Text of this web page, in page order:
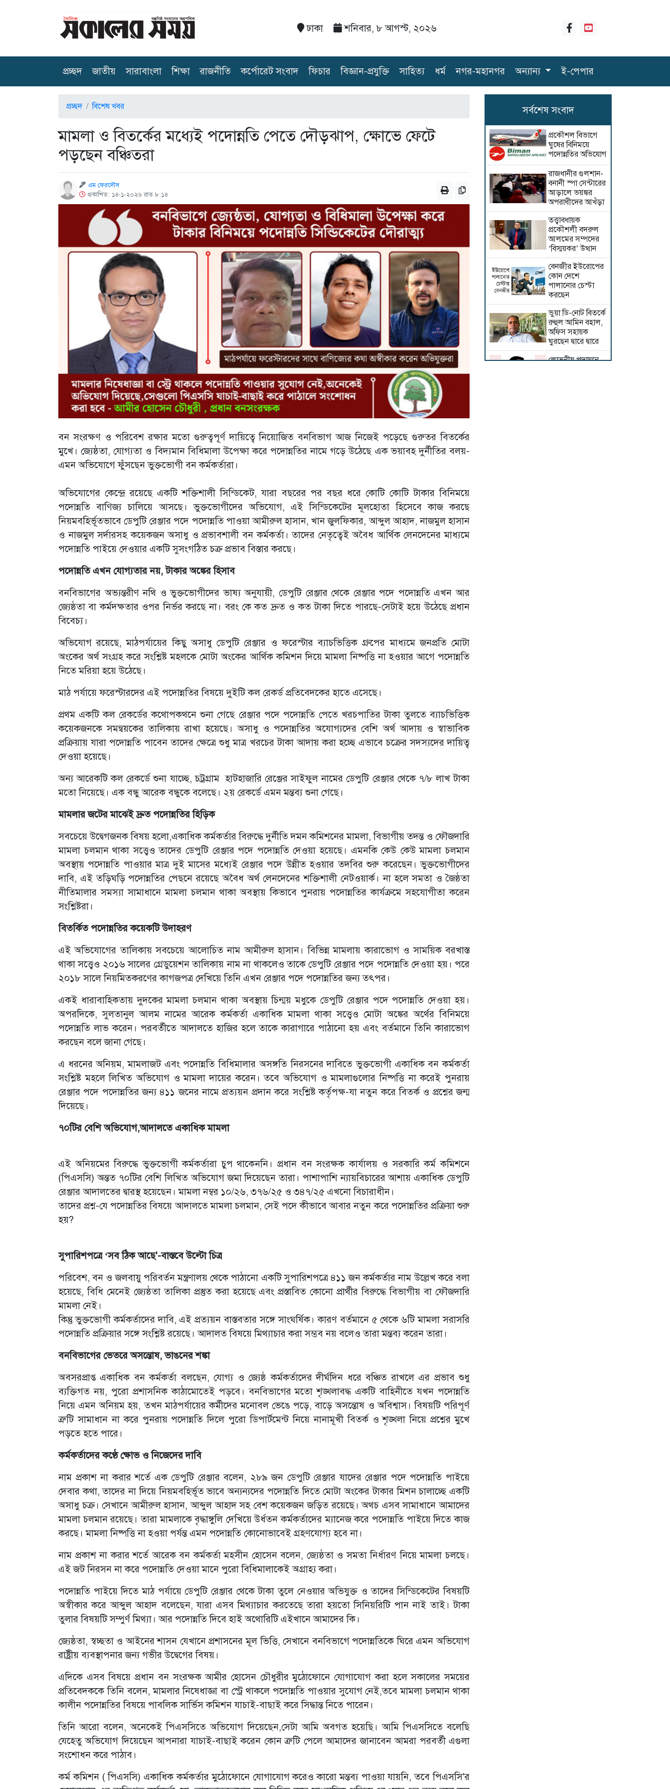
ঢাকা শনিবার, ৮ আগস্ট, ২০২৬
প্রচ্ছদ(current)
জাতীয় সারাবাংলা শিক্ষা রাজনীতি কর্পোরেট সংবাদ ফিচার বিজ্ঞান-প্রযুক্তি সাহিত্য ধর্ম নগর-মহানগর অন্যান্য ই-পেপার
প্রচ্ছদ বিশেষ খবর
মামলা ও বিতর্কের মধ্যেই পদোন্নতি পেতে দৌড়ঝাপ, ক্ষোভে ফেটে
পড়ছেন বঞ্চিতরা
এম ফেরদৌস
প্রকাশিত: ১৪-১-২০২৬ রাত ৮:১৪
বন সংরক্ষণ ও পরিবেশ রক্ষার মতো গুরুত্বপূর্ণ দায়িত্বে নিয়োজিত বনবিভাগ আজ নিজেই পড়েছে গুরুতর বিতর্কের
মুখে। জ্যেষ্ঠতা, যোগ্যতা ও বিদ্যমান বিধিমালা উপেক্ষা করে পদোন্নতির নামে গড়ে উঠেছে এক ভয়াবহ দুর্নীতির বলয়-
এমন অভিযোগে ফুঁসছেন ভুক্তভোগী বন কর্মকর্তারা।
অভিযোগের কেন্দ্রে রয়েছে একটি শক্তিশালী সিন্ডিকেট, যারা বছরের পর বছর ধরে কোটি কোটি টাকার বিনিময়ে
পদোন্নতি বাণিজ্য চালিয়ে আসছে। ভুক্তভোগীদের অভিযোগ, এই সিন্ডিকেটের মূলহোতা হিসেবে কাজ করছে
নিয়মবহির্ভূতভাবে ডেপুটি রেঞ্জার পদে পদোন্নতি পাওয়া আমীরুল হাসান, খান জুলফিকার, আব্দুল আহাদ, নাজমুল হাসান
ও নাজমুল সর্দারসহ কয়েকজন অসাধু ও প্রভাবশালী বন কর্মকর্তা। তাদের নেতৃত্বেই অবৈধ আর্থিক লেনদেনের মাধ্যমে
পদোন্নতি পাইয়ে দেওয়ার একটি সুসংগঠিত চক্র প্রভাব বিস্তার করছে।
পদোন্নতি এখন যোগ্যতার নয়, টাকার অঙ্কের হিসাব
বনবিভাগের অভ্যন্তরীণ নথি ও ভুক্তভোগীদের ভাষ্য অনুযায়ী, ডেপুটি রেঞ্জার থেকে রেঞ্জার পদে পদোন্নতি এখন আর
জ্যেষ্ঠতা বা কর্মদক্ষতার ওপর নির্ভর করছে না। বরং কে কত দ্রুত ও কত টাকা দিতে পারছে-সেটাই হয়ে উঠেছে প্রধান
বিবেচ্য।
অভিযোগ রয়েছে, মাঠপর্যায়ের কিছু অসাধু ডেপুটি রেঞ্জার ও ফরেস্টার ব্যাচভিত্তিক গ্রুপের মাধ্যমে জনপ্রতি মোটা
অংকের অর্থ সংগ্রহ করে সংশ্লিষ্ট মহলকে মোটা অংকের আর্থিক কমিশন দিয়ে মামলা নিষ্পত্তি না হওয়ার আগে পদোন্নতি
নিতে মরিয়া হয়ে উঠেছে।
মাঠ পর্যায়ে ফরেস্টারদের এই পদোন্নতির বিষয়ে দুইটি কল রেকর্ড প্রতিবেদকের হাতে এসেছে।
প্রথম একটি কল রেকর্ডের কথোপকথনে শুনা গেছে রেঞ্জার পদে পদোন্নতি পেতে খরচপাতির টাকা তুলতে ব্যাচভিত্তিক
কয়েকজনকে সমন্বয়কের তালিকায় রাখা হয়েছে। অসাধু ও পদোন্নতির অযোগ্যদের বেশি অর্থ আদায় ও স্বাভাবিক
প্রক্রিয়ায় যারা পদোন্নতি পাবেন তাদের ক্ষেত্রে শুধু মাত্র খরচের টাকা আদায় করা হচ্ছে এভাবে চক্রের সদস্যদের দায়িত্ব
দেওয়া হয়েছে।
অন্য আরেকটি কল রেকর্ডে শুনা যাচ্ছে, চট্রগ্রাম হাটহাজারি রেঞ্জের সাইফুল নামের ডেপুটি রেঞ্জার থেকে ৭/৮ লাখ টাকা
মতো নিয়েছে। এক বন্ধু আরেক বন্ধুকে বলেছে। ২য় রেকর্ডে এমন মন্তব্য শুনা গেছে।
মামলার জটের মাঝেই দ্রুত পদোন্নতির হিড়িক
সবচেয়ে উদ্বেগজনক বিষয় হলো,একাধিক কর্মকর্তার বিরুদ্ধে দুর্নীতি দমন কমিশনের মামলা, বিভাগীয় তদন্ত ও ফৌজদারি
মামলা চলমান থাকা সত্ত্বেও তাদের ডেপুটি রেঞ্জার পদে পদোন্নতি দেওয়া হয়েছে। এমনকি কেউ কেউ মামলা চলমান
অবস্থায় পদোন্নতি পাওয়ার মাত্র দুই মাসের মধ্যেই রেঞ্জার পদে উন্নীত হওয়ার তদবির শুরু করেছেন। ভুক্তভোগীদের
দাবি, এই তড়িঘড়ি পদোন্নতির পেছনে রয়েছে অবৈধ অর্থ লেনদেনের শক্তিশালী নেটওয়ার্ক। না হলে সমতা ও জৈষ্ঠতা
নীতিমালার সমস্যা সামাধানে মামলা চলমান থাকা অবস্থায় কিভাবে পুনরায় পদোন্নতির কার্যক্রমে সহযোগীতা করেন
সংশ্লিষ্টরা।
বিতর্কিত পদোন্নতির কয়েকটি উদাহরণ
এই অভিযোগের তালিকায় সবচেয়ে আলোচিত নাম আমীরুল হাসান। বিভিন্ন মামলায় কারাভোগ ও সাময়িক বরখাস্ত
থাকা সত্ত্বেও ২০১৬ সালের গ্রেডুয়েশন তালিকায় নাম না থাকলেও তাকে ডেপুটি রেঞ্জার পদে পদোন্নতি দেওয়া হয়। পরে
২০১৮ সালে নিয়মিতকরণের কাগজপত্র দেখিয়ে তিনি এখন রেঞ্জার পদে পদোন্নতির জন্য তৎপর।
একই ধারাবাহিকতায় দুদকের মামলা চলমান থাকা অবস্থায় চিন্ময় মধুকে ডেপুটি রেঞ্জার পদে পদোন্নতি দেওয়া হয়।
অপরদিকে, সুলতানুল আলম নামের আরেক কর্মকর্তা একাধিক মামলা থাকা সত্ত্বেও মোটা অঙ্কের অর্থের বিনিময়ে
পদোন্নতি লাভ করেন। পরবর্তীতে আদালতে হাজির হলে তাকে কারাগারে পাঠানো হয় এবং বর্তমানে তিনি কারাভোগ
করছেন বলে জানা গেছে।
এ ধরনের অনিয়ম, মামলাজট এবং পদোন্নতি বিধিমালার অসঙ্গতি নিরসনের দাবিতে ভুক্তভোগী একাধিক বন কর্মকর্তা
সংশ্লিষ্ট মহলে লিখিত অভিযোগ ও মামলা দায়ের করেন। তবে অভিযোগ ও মামলাগুলোর নিষ্পত্তি না করেই পুনরায়
রেঞ্জার পদে পদোন্নতির জন্য ৪১১ জনের নামে প্রত্যয়ন প্রদান করে সংশ্লিষ্ট কর্তৃপক্ষ-যা নতুন করে বিতর্ক ও প্রশ্নের জন্ম
দিয়েছে।
৭০টির বেশি অভিযোগ,আদালতে একাধিক মামলা
এই অনিয়মের বিরুদ্ধে ভুক্তভোগী কর্মকর্তারা চুপ থাকেননি। প্রধান বন সংরক্ষক কার্যালয় ও সরকারি কর্ম কমিশনে
(পিএসসি) অন্তত ৭০টির বেশি লিখিত অভিযোগ জমা দিয়েছেন তারা। পাশাপাশি ন্যায়বিচারের আশায় একাধিক ডেপুটি
রেঞ্জার আদালতের দ্বারস্থ হয়েছেন। মামলা নম্বর ১০/২৬, ৩৭৬/২৫ ও ৩৪৭/২৫ এখনো বিচারাধীন।
তাদের প্রশ্ন-যে পদোন্নতির বিষয়ে আদালতে মামলা চলমান, সেই পদে কীভাবে আবার নতুন করে পদোন্নতির প্রক্রিয়া শুরু
হয়?
সুপারিশপত্রে ‘সব ঠিক আছে'-বাস্তবে উল্টো চিত্র
পরিবেশ, বন ও জলবায়ু পরিবর্তন মন্ত্রণালয় থেকে পাঠানো একটি সুপারিশপত্রে ৪১১ জন কর্মকর্তার নাম উল্লেখ করে বলা
হয়েছে, বিধি মেনেই জ্যেষ্ঠতা তালিকা প্রস্তুত করা হয়েছে এবং প্রস্তাবিত কোনো প্রার্থীর বিরুদ্ধে বিভাগীয় বা ফৌজদারি
মামলা নেই।
কিন্তু ভুক্তভোগী কর্মকর্তাদের দাবি, এই প্রত্যয়ন বাস্তবতার সঙ্গে সাংঘর্ষিক। কারণ বর্তমানে ৫ থেকে ৬টি মামলা সরাসরি
পদোন্নতি প্রক্রিয়ার সঙ্গে সংশ্লিষ্ট রয়েছে। আদালত বিষয়ে মিথ্যাচার করা সম্ভব নয় বলেও তারা মন্তব্য করেন তারা।
বনবিভাগের ভেতরে অসন্তোষ, ভাঙনের শঙ্কা
অবসরপ্রাপ্ত একাধিক বন কর্মকর্তা বলছেন, যোগ্য ও জ্যেষ্ঠ কর্মকর্তাদের দীর্ঘদিন ধরে বঞ্চিত রাখলে এর প্রভাব শুধু
ব্যক্তিগত নয়, পুরো প্রশাসনিক কাঠামোতেই পড়বে। বনবিভাগের মতো শৃঙ্খলাবদ্ধ একটি বাহিনীতে যখন পদোন্নতি
নিয়ে এমন অনিয়ম হয়, তখন মাঠপর্যায়ের কর্মীদের মনোবল ভেঙে পড়ে, বাড়ে অসন্তোষ ও অবিশ্বাস। বিষয়টি পরিপূর্ণ
ত্রুটি সামাধান না করে পুনরায় পদোন্নতি দিলে পুরো ডিপার্টমেন্ট নিয়ে নানামূখী বিতর্ক ও শৃঙ্খলা নিয়ে প্রশ্নের মুখে
পড়তে হতে পারে।
কর্মকর্তাদের কণ্ঠে ক্ষোভ ও নিজেদের দাবি
নাম প্রকাশ না করার শর্তে এক ডেপুটি রেঞ্জার বলেন, ২৮৯ জন ডেপুটি রেঞ্জার যাদের রেঞ্জার পদে পদোন্নতি পাইয়ে
দেবার কথা, তাদের না দিয়ে নিয়মবহির্ভূত ভাবে অন্যন্যদের পদোন্নতি দিতে মোটা অংকের টাকার মিশন চালাচ্ছে একটি
অসাধু চক্র। সেখানে আমীরুল হাসান, আব্দুল আহাদ সহ বেশ কয়েকজন জড়িত রয়েছে। অথচ এসব সামাধানে আমাদের
মামলা চলমান রয়েছে। তারা মামলাকে বৃদ্ধাঙ্গুলি দেখিয়ে উর্ধতন কর্মকর্তাদের ম্যানেজ করে পদোন্নতি পাইয়ে দিতে কাজ
করছে। মামলা নিষ্পত্তি না হওয়া পর্যন্ত এমন পদোন্নতি কোনোভাবেই গ্রহণযোগ্য হবে না।
নাম প্রকাশ না করার শর্তে আরেক বন কর্মকর্তা মহসীন হোসেন বলেন, জ্যেষ্ঠতা ও সমতা নির্ধারণ নিয়ে মামলা চলছে।
এই জট নিরসন না করে পদোন্নতি দেওয়া মানে পুরো বিধিমালাকেই অগ্রাহ্য করা।
পদোন্নতি পাইয়ে দিতে মাঠ পর্যায়ে ডেপুটি রেঞ্জার থেকে টাকা তুলে নেওয়ার অভিযুক্ত ও তাদের সিন্ডিকেটের বিষয়টি
অস্বীকার করে আব্দুল আহাদ বলেছেন, যারা এসব মিথ্যাচার করতেছে তারা হয়তো সিনিয়রিটি পান নাই তাই। টাকা
তুলার বিষয়টি সম্পুর্ণ মিথ্যা। আর পদোন্নতি দিবে হাই অথোরিটি এইখানে আমাদের কি।
জ্যেষ্ঠতা, স্বচ্ছতা ও আইনের শাসন যেখানে প্রশাসনের মূল ভিত্তি, সেখানে বনবিভাগে পদোন্নতিকে ঘিরে এমন অভিযোগ
রাষ্ট্রীয় ব্যবস্থাপনার জন্য গভীর উদ্বেগের বিষয়।
এদিকে এসব বিষয়ে প্রধান বন সংরক্ষক আমীর হোসেন চৌধুরীর মুঠোফোনে যোগাযোগ করা হলে সকালের সময়ের
প্রতিবেদককে তিনি বলেন, মামলার নিষেধাজ্ঞা বা স্ট্রে থাকলে পদোন্নতি পাওয়ার সুযোগ নেই,তবে মামলা চলমান থাকা
কালীন পদোন্নতির বিষয়ে পাবলিক সার্ভিস কমিশন যাচাই-বাছাই করে সিদ্ধান্ত নিতে পারেন।
তিনি আরো বলেন, অনেকেই পিএসসিতে অভিযোগ দিয়েছেন,সেটা আমি অবগত হয়েছি। আমি পিএসসিতে বলেছি
যেহেতু অভিযোগ দিয়েছেন আপনারা যাচাই-বাছাই করেন কোন ত্রুটি পেলে আমাদের জানাবেন আমরা পরবর্তী এগুলা
সংশোধন করে পাঠাব।
কর্ম কমিশন ( পিএসসি) একাধিক কর্মকর্তার মুঠোফোনে যোগাযোগ করেও কারো মন্তব্য পাওয়া যায়নি, তবে পিএসসি'র
সর্বশেষ সংবাদ
প্রকৌশল বিভাগে
ঘুষের বিনিময়ে
পদোন্নতির অভিযোগ
রাজধানীর গুলশান-
বনানী স্পা সেন্টারের
আড়ালে ভয়ঙ্কর
অপরাধীদের আখঁড়া
তত্ত্বাবধায়ক
প্রকৌশলী বদরুল
আলমের সম্পদের
‘বিস্ময়কর’ উত্থান
বেনজীর ইউরোপের
কোন দেশে
পালানোর চেস্টা
করছেন
ভুয়া ডি-নোট বিতর্কে
রুহুল আমিন বহাল,
অফিস সহায়ক
ঘুরছেন দ্বারে দ্বারে
লোভনীয় পদায়নে